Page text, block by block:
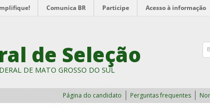
Comunica BR Participe Acesso à informação
de Seleção
DE MATO GROSSO DO SUL
Página do candidato Perguntas frequentes